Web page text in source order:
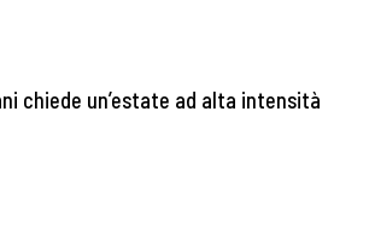
chiede un’estate ad alta intensità